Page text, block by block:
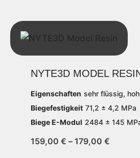
NYTE3D MODEL
Eigenschaften sehr flüssig,
Biegefestigkeit 71,2 ± 4,2 MPa
Biege E-Modul 2484 ± 145
159,00 € – 179,00 €